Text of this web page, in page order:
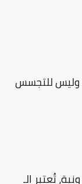
للتجسس
تُعتبر الـ